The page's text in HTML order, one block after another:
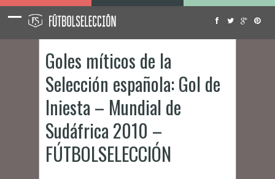
Goles míticos de la
Selección española: Gol de
Iniesta – Mundial de
Sudáfrica 2010 –
FÚTBOLSELECCIÓN